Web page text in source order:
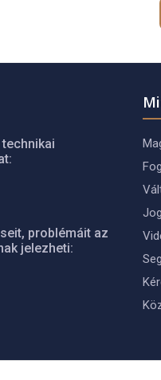
problémáit az
jelezheti: